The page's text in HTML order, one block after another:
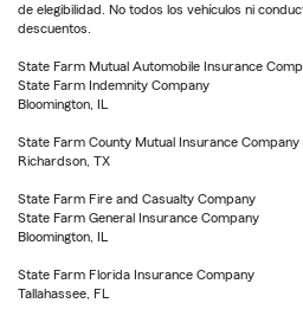
de elegibilidad. No todos los vehículos ni
descuentos.
State Farm Mutual Automobile Insurance
State Farm Indemnity Company
Bloomington, IL
State Farm County Mutual Insurance Company
Richardson, TX
State Farm Fire and Casualty Company
State Farm General Insurance Company
Bloomington, IL
State Farm Florida Insurance Company
Tallahassee, FL